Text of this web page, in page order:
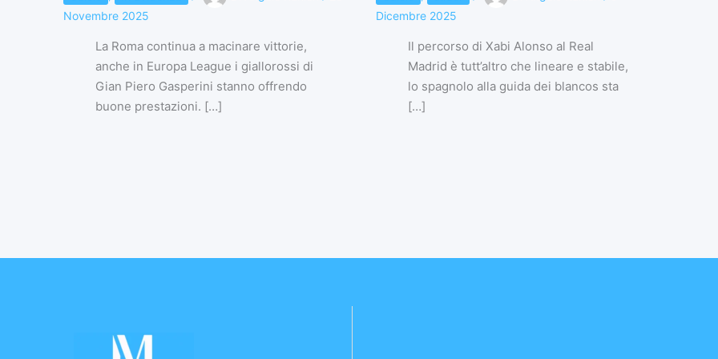
Novembre 2025
La Roma continua a macinare vittorie,
anche in Europa League i giallorossi di
Gian Piero Gasperini stanno offrendo
buone prestazioni. […]
Dicembre 2025
Il percorso di Xabi Alonso al Real
Madrid è tutt’altro che lineare e stabile,
lo spagnolo alla guida dei blancos sta
[…]